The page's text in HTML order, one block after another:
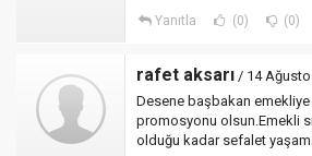
Yanıtla (0) (0)
rafet aksarı / 14
Desene başbakan
promosyonu olsun.Emekli
olduğu kadar sefalet